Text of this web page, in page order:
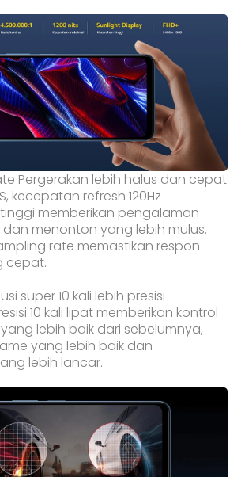
Pergerakan lebih halus dan cepat
kecepatan refresh 120Hz
memberikan pengalaman
menonton yang lebih mulus.
rate memastikan respon
cepat.
super 10 kali lebih presisi
10 kali lipat memberikan kontrol
lebih baik dari sebelumnya,
yang lebih baik dan
lebih lancar.